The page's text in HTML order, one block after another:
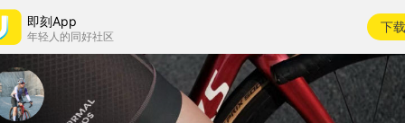
即刻App
年轻人的同好社区
下载